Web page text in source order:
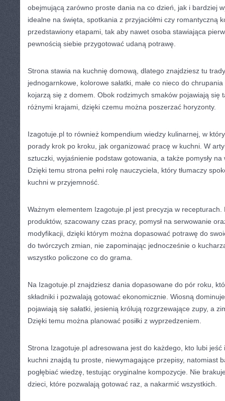
obejmującą zarówno proste dania na co dzień, jak i bardziej
idealne na święta, spotkania z przyjaciółmi czy romantyczną
przedstawiony etapami, tak aby nawet osoba stawiająca
pewnością siebie przygotować udaną potrawę.
Strona stawia na kuchnię domową, dlatego znajdziesz tu
jednogarnkowe, kolorowe sałatki, małe co nieco do
kojarzą się z domem. Obok rodzimych smaków pojawiają się
różnymi krajami, dzięki czemu można poszerzać horyzonty.
Izagotuje.pl to również kompendium wiedzy kulinarnej, w
porady krok po kroku, jak organizować pracę w kuchni. W
sztuczki, wyjaśnienie podstaw gotowania, a także pomysły
Dzięki temu strona pełni rolę nauczyciela, który tłumaczy
kuchni w przyjemność.
Ważnym elementem Izagotuje.pl jest precyzja w
produktów, szacowany czas pracy, pomysł na serwowanie
modyfikacji, dzięki którym można dopasować potrawę do
do twórczych zmian, nie zapominając jednocześnie o
wszystko policzone co do grama.
Na Izagotuje.pl znajdziesz dania dopasowane do pór roku,
składniki i pozwalają gotować ekonomicznie. Wiosną
pojawiają się sałatki, jesienią królują rozgrzewające zupy, a
Dzięki temu można planować posiłki z wyprzedzeniem.
Strona Izagotuje.pl adresowana jest do każdego, kto lubi jeść
kuchni znajdą tu proste, niewymagające przepisy, natomiast
pogłębiać wiedzę, testując oryginalne kompozycje. Nie
dzieci, które pozwalają gotować raz, a nakarmić wszystkich.